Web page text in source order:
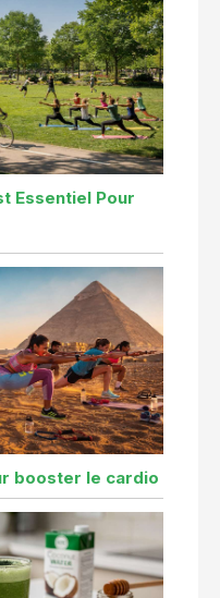
Essentiel Pour
booster le cardio